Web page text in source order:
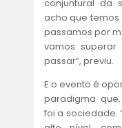
conjuntural da
acho que temos
passamos por
vamos
passar”, previu.
E o evento é
paradigma
foi a sociedade.